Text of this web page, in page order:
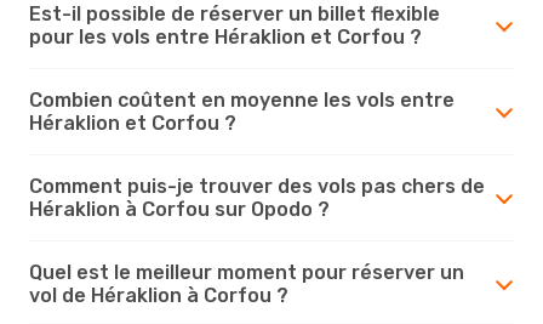
Est-il possible de réserver un billet flexible
pour les vols entre Héraklion et Corfou ?
Combien coûtent en moyenne les vols entre
Héraklion et Corfou ?
Comment puis-je trouver des vols pas chers de
Héraklion à Corfou sur Opodo ?
Quel est le meilleur moment pour réserver un
vol de Héraklion à Corfou ?